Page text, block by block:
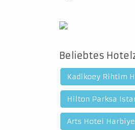
Beliebtes
Kadikoey Rihtim
Hilton Parksa
Arts Hotel